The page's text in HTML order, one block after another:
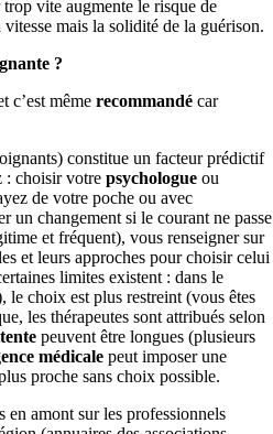
vite augmente le risque de
vitesse mais la solidité de la guérison.
?
c’est mêmerecommandé car
constitue un facteur prédictif
: choisir votrepsychologue ou
de votre poche ou avec
un changement si le courant ne passe
et fréquent), vous renseigner sur
et leurs approches pour choisir celui
limites existent : dans le
le choix est plus restreint (vous êtes
les thérapeutes sont attribués selon
peuvent être longues (plusieurs
médicale peut imposer une
proche sans choix possible.
en amont sur les professionnels